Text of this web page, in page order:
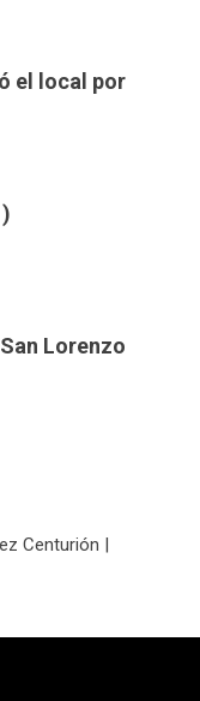
el local por
Lorenzo
Centurión |